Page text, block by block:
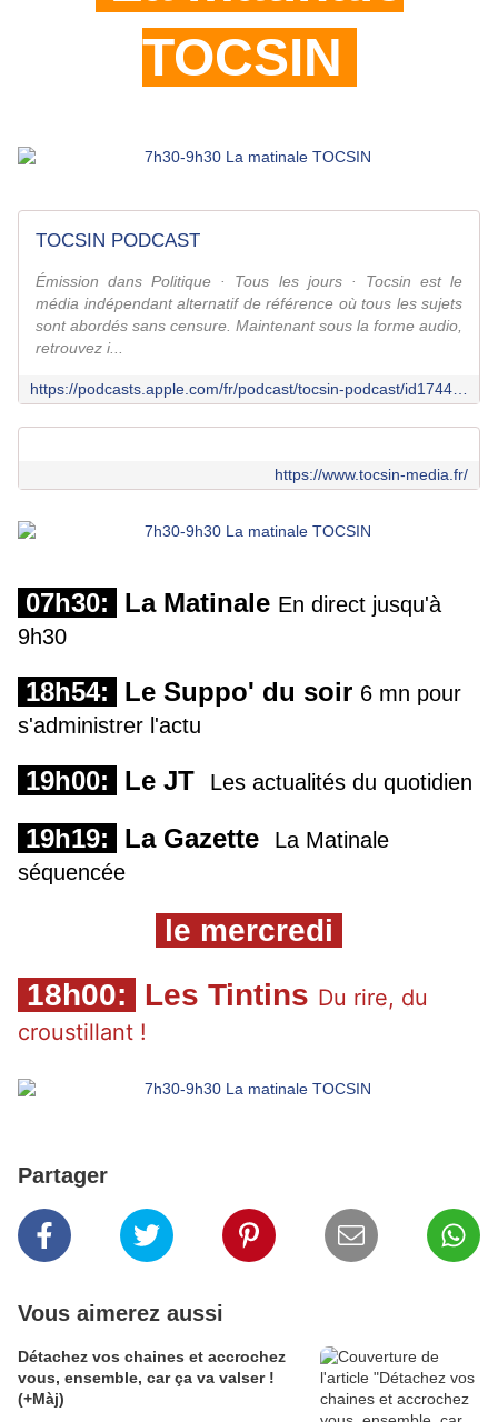
TOCSIN
TOCSIN PODCAST
Émission dans Politique · Tous les jours · Tocsin est le
média indépendant alternatif de référence où tous les sujets
sont abordés sans censure. Maintenant sous la forme audio,
retrouvez i...
https://www.tocsin-media.fr/
07h30: La Matinale En direct jusqu'à
9h30
18h54: Le Suppo' du soir 6 mn pour
s'administrer l'actu
19h00: Le JT Les actualités du quotidien
19h19: La Gazette
La Matinale
séquencée
le mercredi
18h00:
Les Tintins Du rire, du
croustillant !
Partager
Vous aimerez aussi
Détachez vos chaines et accrochez
vous, ensemble, car ça va valser !
(+Màj)